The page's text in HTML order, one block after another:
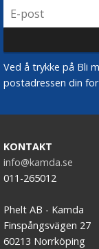
Ved å trykke på Bli
postadressen din
KONTAKT
info@kamda.se
011-265012
Phelt AB - Kamda
Finspångsvägen 27
60213 Norrköping